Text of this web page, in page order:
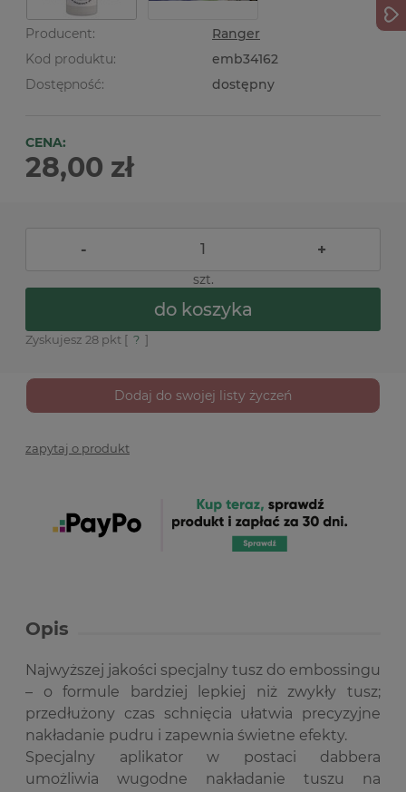
Producent:
Ranger
Kod produktu:
emb34162
Dostępność:
dostępny
CENA:
28,00 zł
- +
szt.
do koszyka
Zyskujesz 28 pkt [ ? ]
Dodaj do swojej listy życzeń
zapytaj o produkt
Opis
Najwyższej jakości specjalny tusz do embossingu
– o formule bardziej lepkiej niż zwykły tusz;
przedłużony czas schnięcia ułatwia precyzyjne
nakładanie pudru i zapewnia świetne efekty.
Specjalny aplikator w postaci dabbera
umożliwia wugodne nakładanie tuszu na